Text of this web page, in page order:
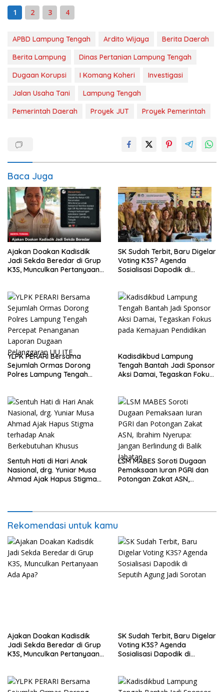
1
2 3 4
APBD Lampung Tengah Ardito Wijaya
Berita Daerah
Berita Lampung
Dinas Pertanian Lampung Tengah
Dugaan Korupsi
I Komang Koheri
Investigasi
Jalan Usaha Tani
Lampung Tengah
Pemerintah Daerah
Proyek JUT Proyek Pemerintah
Baca Juga
Ajakan Doakan Kadisdik
Jadi Sekda Beredar di Grup
K3S, Munculkan Pertanyaan
SK Sudah Terbit, Baru Digelar
Voting K3S? Agenda
Sosialisasi Dapodik di
YLPK PERARI Bersama
Sejumlah Ormas Dorong
Polres Lampung Tengah
Pelanggaran UU ITE
Kadisdikbud Lampung
Tengah Bantah Jadi Sponsor
Aksi Damai, Tegaskan Fokus
Sentuh Hati di Hari Anak
Nasional, drg. Yuniar Musa
Ahmad Ajak Hapus Stigma
LSM MABES Soroti Dugaan
Pemaksaan Iuran PGRI dan
Potongan Zakat ASN,
Rekomendasi untuk kamu
Ajakan Doakan Kadisdik
Jadi Sekda Beredar di Grup
K3S, Munculkan Pertanyaan
SK Sudah Terbit, Baru Digelar
Voting K3S? Agenda
Sosialisasi Dapodik di